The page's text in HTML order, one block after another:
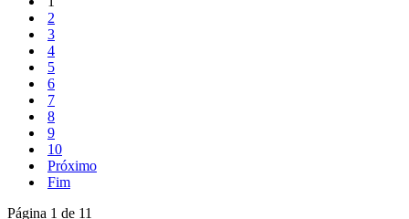
2
3
4
5
6
7
8
9
10
Próximo
Fim
Página 1 de 11